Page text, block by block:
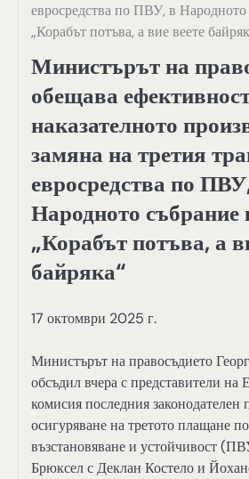
евросредства по ПВУ, в
„Корабът потъва, а вие веете
Министърът на
обещава
наказателното
замяна на третия
евросредства по
Народното събрание
„Корабът потъва, а
байряка“
17 октомври 2025 г.
Министърът на правосъдието
обсъдил вчера с представители на
комисия последния законодателен
осигуряване на третото плащане
възстановяване и устойчивост
Брюксел с Деклан Костело и